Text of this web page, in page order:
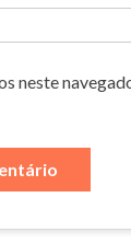
neste